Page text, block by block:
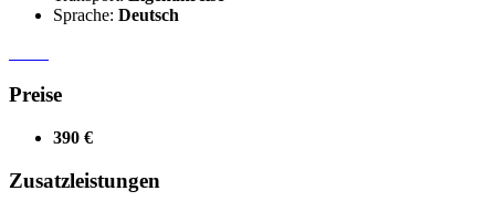
Sprache: Deutsch
Preise
390 €
Zusatzleistungen